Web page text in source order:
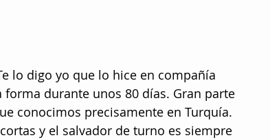
lo digo yo que lo hice en compañía
durante unos 80 días. Gran parte
conocimos precisamente en Turquía.
y el salvador de turno es siempre